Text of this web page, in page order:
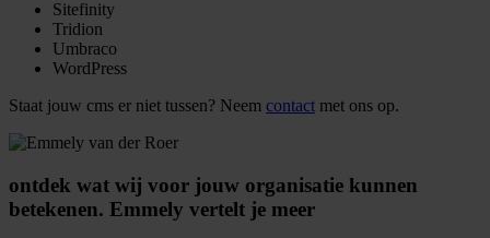
Sitefinity
Tridion
Umbraco
WordPress
Staat jouw cms er niet tussen? Neem contact met ons op.
ontdek wat wij voor jouw organisatie kunnen
betekenen. Emmely vertelt je meer